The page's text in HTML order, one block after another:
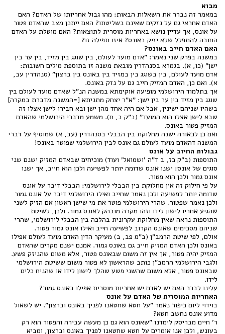
מבוא
במאמר זה נברר את השאלות הבאות: מהו גבול אחריותו של האדם? האם
האדם אחראי גם על נזקים שאינם בשליטתו? האם ייתכן מצב שהאדם פטור
על אונס, אך עדיין נושא באחריות מוסרית לתוצאות? האם מוטלת על האדם
החובה להתפלל שלא יזיק באונס? איזו תפילה זו?
האם האדם חייב באונס?
במשנה בפרק שני נאמר: "אדם מועד לעולם, בין שוגג בין מזיד, בין ער בין
ישן" (כו, א). בגמרא בסנהדרין מובאת משנה זו בתוספת מילים חשובות:
אדם מועד לעולם, בין בשוגג בין במזיד בין באונס בין ברצון" (סנהדרין עב,
א). ואם כן, האדם המזיק חייב גם על נזק באונס.
אך בתלמוד הירושלמי מופיעה אוקימתא במשנה הנ"ל שאדם מועד לעולם בין
שוגג בין מזיד בין ער בין ישן: "א"ר יצחק מתניתא [=המשנה מדברת במקרה]
בשהיו שניהם ישינין, אבל אם היה אחד מהן ישן ובא חבירו לישן אצלו זה
שבא לישן אצלו הוא המועד" (ב"ק ב, ח). משמע מדברי הירושלמי שהאדם
המזיק פטור באונס.
ואם כן לכאורה ישנה מחלוקת בין הבבלי בסנהדרין (עב, א) שמוסיף על דברי
המשנה דהאדם מועד לעולם גם אונס לבין הירושלמי שפוטר באונס!
גבולות החיוב על אונס
התוספות (ב"ק כז, ב ד"ה 'ושמואל' ועוד) מוכיחים שבאדם המזיק ישנם שני
סוגים של אונס: ישנו אונס שדומה יותר לפשיעה ולכן הוא חייב, אך ישנו
אונס גמור ולכן הוא פטור.
על פי חילוק זה אין מחלוקת בין הבבלי לירושלמי: הבבלי דיבר על אונס
שדומה יותר לפשיעה ולכן נאמר שחייב ואילו הירושלמי דיבר על אונס גמור
ולכן נאמר שפטור. שהרי הירושלמי פוטר את מי שישן ראשון אם הזיק לשני
שהגיע אחריו לישון לידו וזהו מקרה מובהק לאונס גמור. ולכן, לשיטת
התוספות נראה שאין מחלוקת עקרונית בהלכה בין הבבלי לירושלמי, שהרי
שניהם מסכימים שאונס הקרוב לפשיעה חייב ואילו אונס גמור פטור.
אולם, לפי שיטת הרמב"ן (ב"מ פב, ב) מעיקר הדין האדם מועד לעולם אפילו
באונס ולכן האדם המזיק חייב גם באונס גמור. אמנם ישנם מקרים שהאדם
המזיק יהיה פטור, אך אין זה משום שבאונס פטור, אלא משום שהניזק פשע.
ולגבי הירושלמי הרמב"ן כותב שהראשון לא פטור משום ששיטת הירושלמי
שבאונס פטור, אלא משום שהשני פשע שהלך לישון לידו או שהניח כלים
לידו.
עלינו לברר האם יש לאדם יש אחריות מוסרית אפילו באונס גמור?
האחריות המוסרית של האדם על אונס
בוידוי ליום כיפור נאמר "על חטא שחטאנו לפניך באונס וברצון". יש לשאול
מדוע אונס נחשב חטא?
ר' חיים מבריסק לימדנו "שאונס הוא גם כן מעשה עבירה והפטור הוא רק
בעונש, ולכן אנו אומרים על חטא שחטאנו לפניך באונס וברצון, ומביא